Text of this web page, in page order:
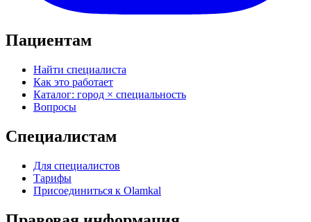
Пациентам
Найти специалиста
Как это работает
Каталог: город × специальность
Вопросы
Специалистам
Для специалистов
Тарифы
Присоединиться к Olamkal